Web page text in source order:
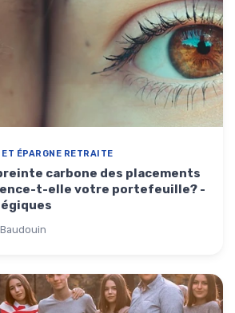
ÉPARGNE RETRAITE
carbone des placements
t-elle votre portefeuille? -